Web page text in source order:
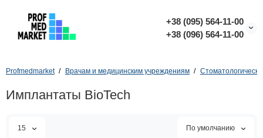
+38 (095) 564-11-00
+38 (096) 564-11-00
Profmedmarket Врачам и медицинским учреждениям
Имплантаты BioTech
15 По умолчанию